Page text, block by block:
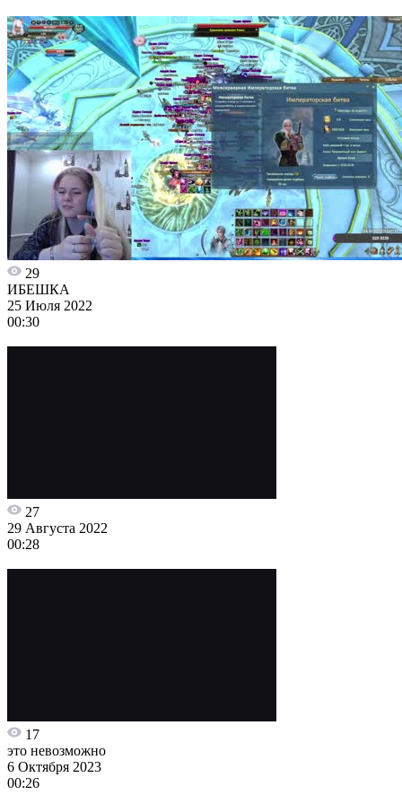
29
ИБЕШКА
25 Июля 2022
00:30
27
29 Августа 2022
00:28
17
это невозможно
6 Октября 2023
00:26